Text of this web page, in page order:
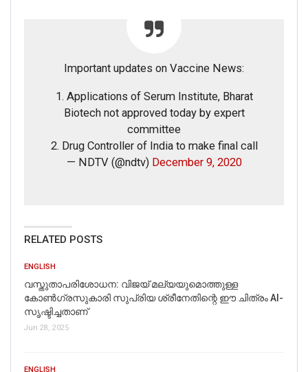
Important updates on Vaccine News:
1. Applications of Serum Institute, Bharat
Biotech not approved today by expert
committee
2. Drug Controller of India to make final call
— NDTV (@ndtv) December 9, 2020
RELATED POSTS
ENGLISH
വസ്തുതാപരിശോധന: വിജയ് മല്യയുമൊത്തുള്ള
കോൺഗ്രസുകാരി സുപ്രിയ ശ്രീനേതിന്റെ ഈ ചിത്രം AI-
സൃഷ്ടിച്ചതാണ്
Jun 28, 2025
ENGLISH